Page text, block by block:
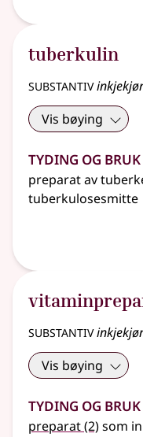
tuberkulin
substantiv
Vis bøying
Tyding og bruk
preparat av
tuberkulosesmitte
substantiv
Vis bøying
Tyding og bruk
preparat(2)som